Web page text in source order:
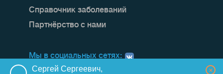
Справочник заболеваний
Партнёрство с нами
Мы в социальных сетях:
×
Сергей Сергеевич,